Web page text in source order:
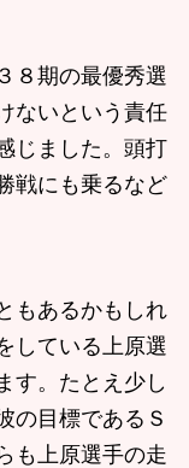
８期の最優秀選
ないという責任
じました。頭打
戦にも乗るなど
もあるかもしれ
している上原選
す。たとえ少し
の目標であるＳ
も上原選手の走